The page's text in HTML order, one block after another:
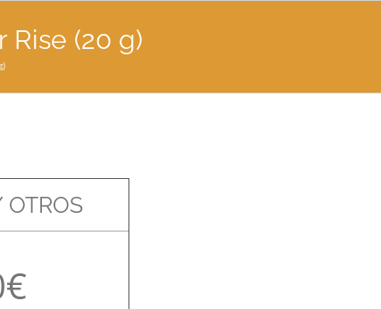
Rise (20 g)